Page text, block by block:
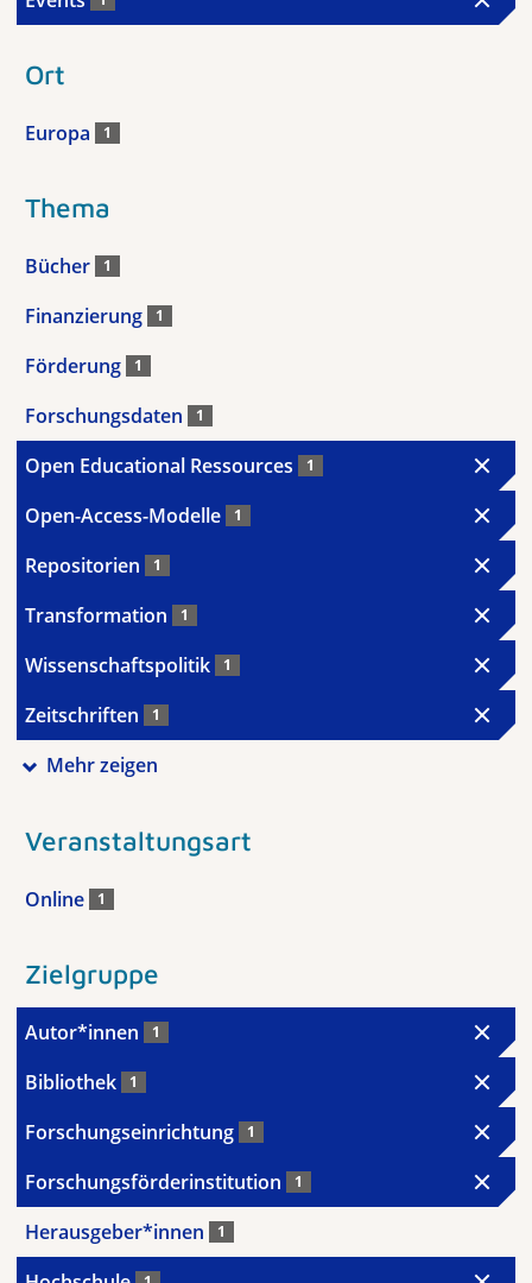
Ort
Europa 1
Thema
Bücher 1
Finanzierung 1
Förderung 1
Forschungsdaten 1
Open Educational Ressources 1
Open-Access-Modelle 1
Repositorien 1
Transformation 1
Wissenschaftspolitik 1
Zeitschriften 1
Mehr zeigen
Veranstaltungsart
Online 1
Zielgruppe
Autor*innen 1
Bibliothek 1
Forschungseinrichtung 1
Forschungsförderinstitution 1
Herausgeber*innen 1